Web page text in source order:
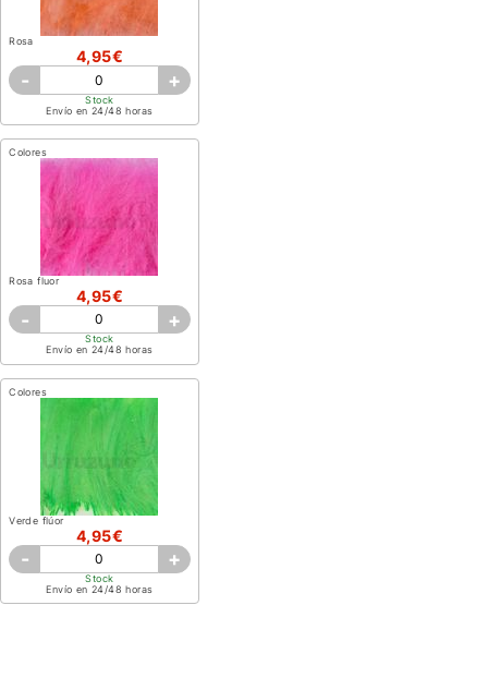
Rosa
4,95€
- +
Stock
Envío en 24/48 horas
Colores
Rosa fluor
4,95€
- +
Stock
Envío en 24/48 horas
Colores
Verde flúor
4,95€
- +
Stock
Envío en 24/48 horas